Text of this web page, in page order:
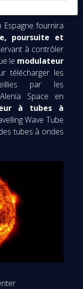
Espagne fournira
poursuite et
à contrôler
le modulateur
télécharger les
par les
Space en
à tubes à
Wave Tube
tubes à ondes